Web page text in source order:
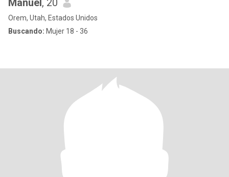
Manuel, 20
Orem, Utah, Estados Unidos
Buscando: Mujer 18 - 36